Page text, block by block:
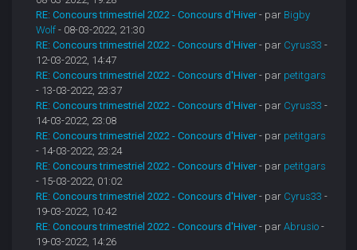
RE: Concours trimestriel 2022 - Concours d'Hiver - par Bigby
Wolf - 08-03-2022, 21:30
RE: Concours trimestriel 2022 - Concours d'Hiver - par Cyrus33 -
12-03-2022, 14:47
RE: Concours trimestriel 2022 - Concours d'Hiver - par petitgars
- 13-03-2022, 23:37
RE: Concours trimestriel 2022 - Concours d'Hiver - par Cyrus33 -
14-03-2022, 23:08
RE: Concours trimestriel 2022 - Concours d'Hiver - par petitgars
- 14-03-2022, 23:24
RE: Concours trimestriel 2022 - Concours d'Hiver - par petitgars
- 15-03-2022, 01:02
RE: Concours trimestriel 2022 - Concours d'Hiver - par Cyrus33 -
19-03-2022, 10:42
RE: Concours trimestriel 2022 - Concours d'Hiver - parAbrusio -
19-03-2022, 14:26